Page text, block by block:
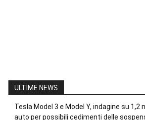
ULTIME NEWS
Tesla Model 3 e Model Y, indagine su 1,2
auto per possibili cedimenti delle